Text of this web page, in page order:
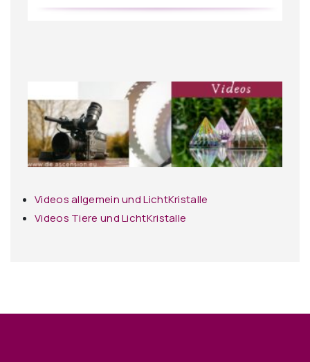
Videos allgemein und LichtKristalle
Videos Tiere und LichtKristalle